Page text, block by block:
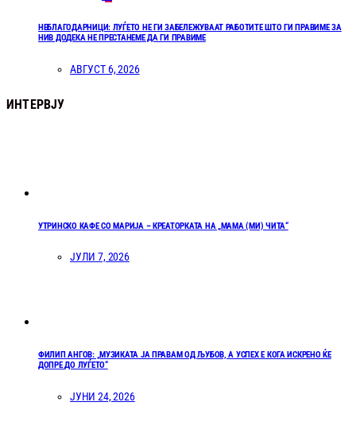
НЕБЛАГОДАРНИЦИ: ЛУЃЕТО НЕ ГИ ЗАБЕЛЕЖУВААТ РАБОТИТЕ ШТО ГИ ПРАВИМЕ ЗА
НИВ ДОДЕКА НЕ ПРЕСТАНЕМЕ ДА ГИ ПРАВИМЕ
АВГУСТ 6, 2026
ИНТЕРВЈУ
УТРИНСКО КАФЕ СО МАРИЈА – КРЕАТОРКАТА НА „МАМА (МИ) ЧИТА“
ЈУЛИ 7, 2026
ФИЛИП АНГОВ: „МУЗИКАТА ЈА ПРАВАМ ОД ЉУБОВ, А УСПЕХ Е КОГА ИСКРЕНО ЌЕ
ДОПРЕ ДО ЛУЃЕТО“
ЈУНИ 24, 2026